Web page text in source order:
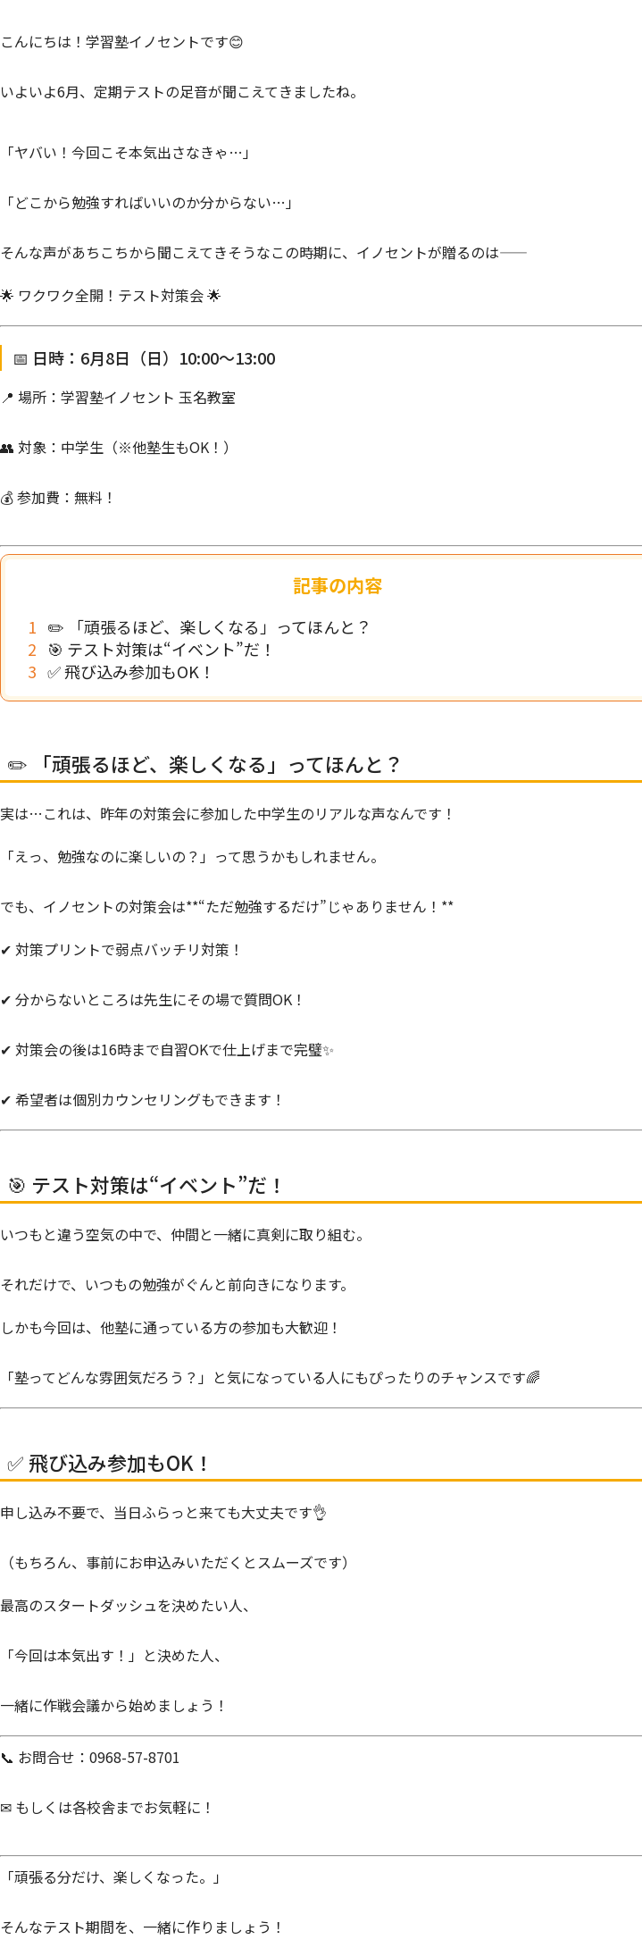
こんにちは！学習塾イノセントです😊
いよいよ6月、定期テストの足音が聞こえてきましたね。
「ヤバい！今回こそ本気出さなきゃ…」
「どこから勉強すればいいのか分からない…」
そんな声があちこちから聞こえてきそうなこの時期に、イノセントが贈るのは——
🌟 ワクワク全開！テスト対策会🌟
📅 日時：6月8日（日）10:00〜13:00
📍 場所：学習塾イノセント 玉名教室
👥 対象：中学生（※他塾生もOK！）
💰 参加費：無料！
記事の内容
✏️ 「頑張るほど、楽しくなる」ってほんと？
🎯 テスト対策は“イベント”だ！
✅ 飛び込み参加もOK！
✏️ 「頑張るほど、楽しくなる」ってほんと？
実は…これは、昨年の対策会に参加した中学生のリアルな声なんです！
「えっ、勉強なのに楽しいの？」って思うかもしれません。
でも、イノセントの対策会は**“ただ勉強するだけ”じゃありません！**
✔ 対策プリントで弱点バッチリ対策！
✔ 分からないところは先生にその場で質問OK！
✔ 対策会の後は16時まで自習OKで仕上げまで完璧✨
✔ 希望者は個別カウンセリングもできます！
🎯 テスト対策は“イベント”だ！
いつもと違う空気の中で、仲間と一緒に真剣に取り組む。
それだけで、いつもの勉強がぐんと前向きになります。
しかも今回は、 他塾に通っている方の参加も大歓迎！
「塾ってどんな雰囲気だろう？」と気になっている人にもぴったりのチャンスです🌈
✅ 飛び込み参加もOK！
申し込み不要で、当日ふらっと来ても大丈夫です👌
（もちろん、事前にお申込みいただくとスムーズです）
最高のスタートダッシュを決めたい人、
「今回は本気出す！」と決めた人、
一緒に作戦会議から始めましょう！
📞 お問合せ：0968-57-8701
✉ もしくは各校舎までお気軽に！
「頑張る分だけ、楽しくなった。」
そんなテスト期間を、一緒に作りましょう！